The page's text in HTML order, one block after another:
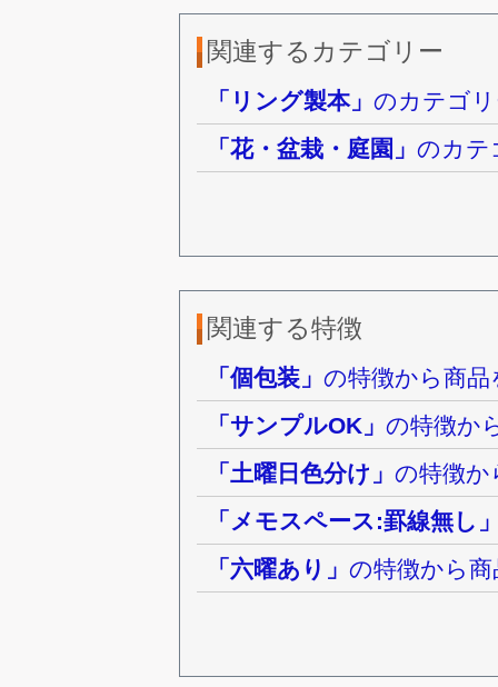
関連するカテゴリー
「リング製本」のカテゴ
「花・盆栽・庭園」のカテ
関連する特徴
「個包装」の特徴から商品
「サンプルOK」の特徴か
「土曜日色分け」の特徴か
「メモスペース:罫線無し
「六曜あり」の特徴から